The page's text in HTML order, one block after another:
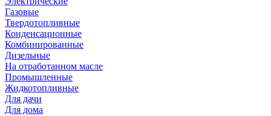
Газовые
Твердотопливные
Конденсационные
Комбинированные
Дизельные
На отработанном масле
Промышленные
Жидкотопливные
Для дачи
Для дома